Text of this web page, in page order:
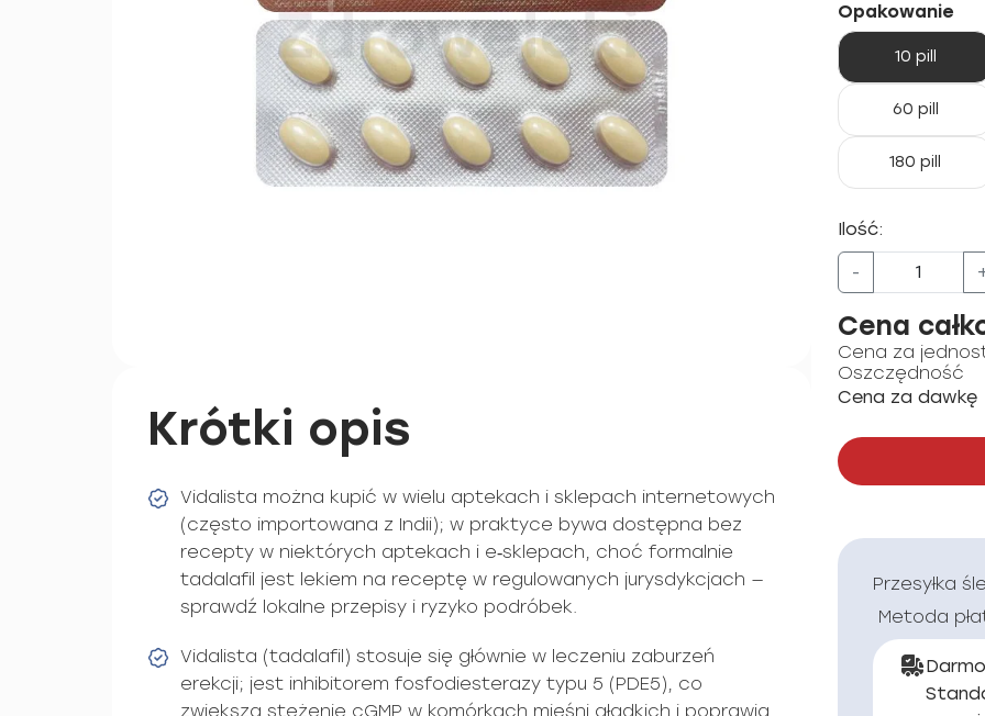
Krótki opis
Vidalista można kupić w wielu aptekach i sklepach internetowych
(często importowana z Indii); w praktyce bywa dostępna bez
recepty w niektórych aptekach i e‑sklepach, choć formalnie
tadalafil jest lekiem na receptę w regulowanych jurysdykcjach —
sprawdź lokalne przepisy i ryzyko podróbek.
Vidalista (tadalafil) stosuje się głównie w leczeniu zaburzeń
erekcji; jest inhibitorem fosfodiesterazy typu 5 (PDE5), co
zwiększa stężenie cGMP w komórkach mięśni gładkich i poprawia
Opakowanie
10 pill
60 pill
180 pill
Ilość:
-
Cena
Cena za
Oszczędność
Cena za dawkę
Przesyłka
Metoda